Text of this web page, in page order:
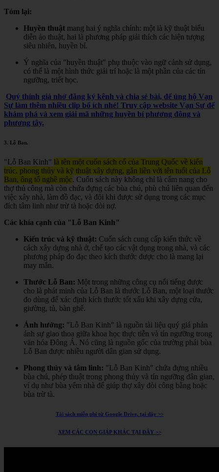
Tóm lại:
Huyền thuật mang hai ý nghĩa chính: một là kỹ thuật biểu
diễn ảo thuật, hai là phương pháp giải thích các hiện tượng
siêu nhiên, huyền bí.
Ý nghĩa của "huyền thuật" phụ thuộc vào ngữ cảnh sử dụng,
có thể là một hình thức giải trí hoặc là một phần của các tín
ngưỡng, triết học.
Quý thính giả nhớ đăng ký kênh và chia sẻ bài, để ủng hộ Vạn
Sự làm thêm nhiều clip bổ ích nhé! Truy cập website Vạn Sự để
khám phá và xem giải mã những huyền bí phương đông và
phương tây.
3. Lỗ Ban.
"Lỗ Ban Kinh" là tên một cuốn sách cổ của Trung Quốc về kiến
trúc, phong thủy và kỹ thuật xây dựng, gắn liền với tên tuổi của Lỗ
Ban, ông tổ nghề mộc. Cuốn sách này không chỉ là cẩm nang cho
thợ thủ công mà còn chứa đựng các bùa chú, phù chú liên quan đến
việc xây nhà, làm đồ đạc, và đôi khi được sử dụng trong các mục
đích tâm linh như trừ tà hoặc đòi nợ.
Các khía cạnh của "Lỗ Ban Kinh"
Kiến trúc và kỹ thuật: Cuốn sách cung cấp kiến thức về
cách xây dựng nhà ở, chế tạo các vật dụng trong nhà, và các
phương pháp đo đạc theo kích thước được cho là mang lại
may mắn.
Thước Lỗ Ban: Một trong những công cụ nổi tiếng được
cho là phát minh của Lỗ Ban là thước Lỗ Ban, một loại thước
đo dùng để xác định kích thước tốt xấu khi xây dựng cửa,
giường, tủ, bàn ghế.
Ảnh hưởng: "Lỗ Ban Kinh" là nguồn tài liệu quý giá phản
ánh sự giao thoa giữa khoa học thực tiễn và tín ngưỡng trong
văn hóa Đông Á. Nó cũng là nguồn gốc của trường phái bùa
Lỗ Ban được nhiều người dân gian sử dụng.
Phong thủy và tâm linh: "Lỗ Ban Kinh" chứa đựng nhiều
bùa chú, phép thuật trong phong thủy và tín ngưỡng dân gian,
ví dụ như bùa yểm nhà để giúp thợ xây đòi công bằng hoặc
bùa trừ tà.
Tải sách miễn phí từ Google Drive, tại đây >>
XEM CÁC CON GIÁP KHÁC TẠI ĐÂY >>